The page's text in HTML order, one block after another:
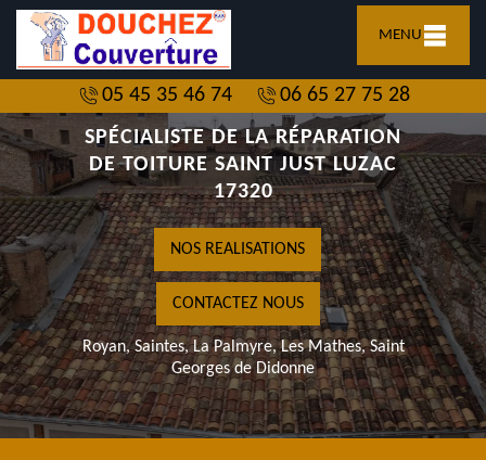
MENU
05 45 35 46 74
06 65 27 75 28
SPÉCIALISTE DE LA RÉPARATION
DE TOITURE SAINT JUST LUZAC
17320
NOS REALISATIONS
CONTACTEZ NOUS
Royan, Saintes, La Palmyre, Les Mathes, Saint
Georges de Didonne